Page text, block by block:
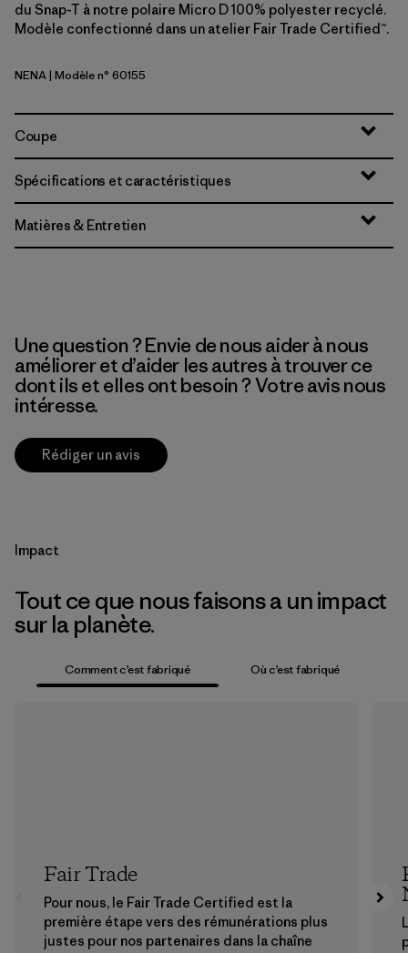
du Snap-T à notre polaire Micro D 100% polyester recyclé.
Modèle confectionné dans un atelier Fair Trade Certified™.
New Navy
NENA| Modèle n° 60155
Coupe
Spécifications et caractéristiques
Matières & Entretien
Une question ? Envie de nous aider à nous
améliorer et d’aider les autres à trouver ce
dont ils et elles ont besoin ? Votre avis nous
intéresse.
Rédiger un avis
Impact
Tout ce que nous faisons a un impact
sur la planète.
Comment c’est fabriqué Où c’est fabriqué
Fair Trade
Pour nous, le Fair Trade Certified est la
première étape vers des rémunérations plus
justes pour nos partenaires dans la chaîne